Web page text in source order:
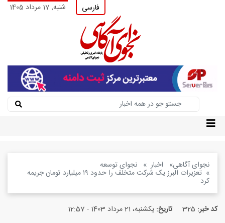
شنبه, 17 مرداد 1405 فارسی
نجوای آگاهی اخبار نجوای توسعه
تعزیرات البرز یک شرکت متخلف را حدود ۱۹ میلیارد تومان جریمه
کرد
کد خبر: 325 تاریخ: یکشنبه، 21 مرداد 1403 - 12:57